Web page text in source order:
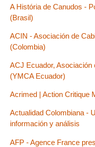
A História de Canudos -
(Brasil)
ACIN - Asociación de
(Colombia)
ACJ Ecuador,
(YMCA Ecuador)
Acrimed | Action Critique
Actualidad Colombiana -
información y análisis
AFP - Agence France